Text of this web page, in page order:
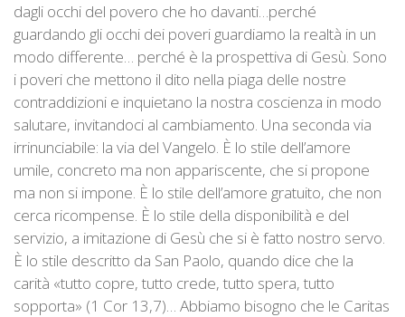
dagli occhi del povero che ho davanti…perché
guardando gli occhi dei poveri guardiamo la realtà in un
modo differente… perché è la prospettiva di Gesù. Sono
i poveri che mettono il dito nella piaga delle nostre
contraddizioni e inquietano la nostra coscienza in modo
salutare, invitandoci al cambiamento. Una seconda via
irrinunciabile: la via del Vangelo. È lo stile dell’amore
umile, concreto ma non appariscente, che si propone
ma non si impone. È lo stile dell’amore gratuito, che non
cerca ricompense. È lo stile della disponibilità e del
servizio, a imitazione di Gesù che si è fatto nostro servo.
È lo stile descritto da San Paolo, quando dice che la
carità «tutto copre, tutto crede, tutto spera, tutto
sopporta» (1 Cor 13,7)… Abbiamo bisogno che le Caritas